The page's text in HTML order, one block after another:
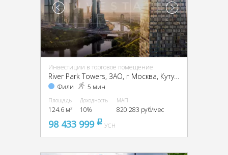
Инвестиции в торговое помещение
River Park Towers, ЗАО, г Москва, Кутузовский пр-д, вл. 16
Фили 5 мин
Площадь
124.6 м²
Доходность
10%
МАП
820 283 руб/мес
98 433 999 pуб
УСН